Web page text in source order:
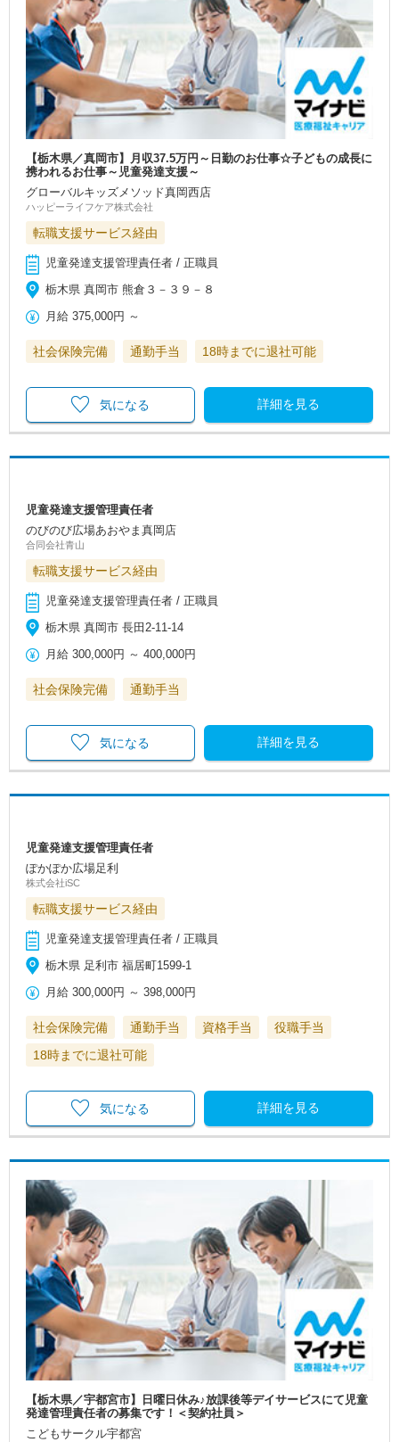
【栃木県／真岡市】月収37.5万円～日勤のお仕事☆子どもの成長に
携われるお仕事～児童発達支援～
グローバルキッズメソッド真岡西店
ハッピーライフケア株式会社
転職支援サービス経由
児童発達支援管理責任者 / 正職員
栃木県 真岡市 熊倉３－３９－８
月給 375,000円 ～
社会保険完備 通勤手当 18時までに退社可能
詳細を見る
気になる
児童発達支援管理責任者
のびのび広場あおやま真岡店
合同会社青山
転職支援サービス経由
児童発達支援管理責任者 / 正職員
栃木県 真岡市 長田2-11-14
月給 300,000円 ～400,000円
社会保険完備 通勤手当
詳細を見る
気になる
児童発達支援管理責任者
ぽかぽか広場足利
株式会社iSC
転職支援サービス経由
児童発達支援管理責任者 / 正職員
栃木県 足利市 福居町1599-1
月給 300,000円 ～398,000円
社会保険完備 通勤手当 資格手当
役職手当
18時までに退社可能
詳細を見る
気になる
【栃木県／宇都宮市】日曜日休み♪放課後等デイサービスにて児童
発達管理責任者の募集です！＜契約社員＞
こどもサークル宇都宮